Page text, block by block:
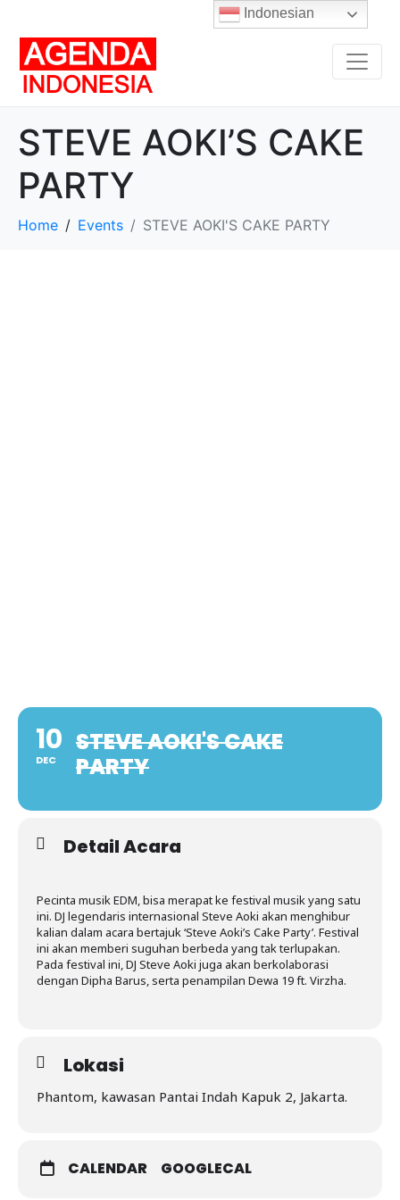
STEVE AOKI’S CAKE
PARTY
Home Events STEVE AOKI'S CAKE PARTY
10
DEC
STEVE AOKI'S CAKE
PARTY
Detail Acara
Pecinta musik EDM, bisa merapat ke festival musik yang satu
ini. DJ legendaris internasional Steve Aoki akan menghibur
kalian dalam acara bertajuk ‘Steve Aoki’s Cake Party’. Festival
ini akan memberi suguhan berbeda yang tak terlupakan.
Pada festival ini, DJ Steve Aoki juga akan berkolaborasi
dengan Dipha Barus, serta penampilan Dewa 19 ft. Virzha.
Lokasi
Phantom, kawasan Pantai Indah Kapuk 2, Jakarta.
CALENDAR GOOGLECAL
Indonesian